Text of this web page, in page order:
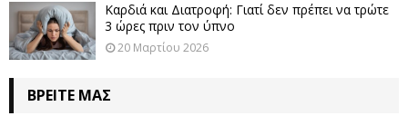
Καρδιά και Διατροφή: Γιατί δεν πρέπει να τρώτε
3 ώρες πριν τον ύπνο
20 Μαρτίου 2026
ΒΡΕΊΤΕ ΜΑΣ